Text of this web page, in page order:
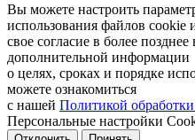
Вы можете настроить
использования файлов cookie
свое согласие в более
дополнительной информации
о целях, сроках и порядке
можете ознакомиться
с нашей Политикой
Персональные настройки